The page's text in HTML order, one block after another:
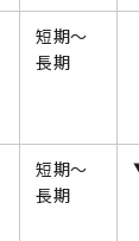
短期～
長期
短期～
長期